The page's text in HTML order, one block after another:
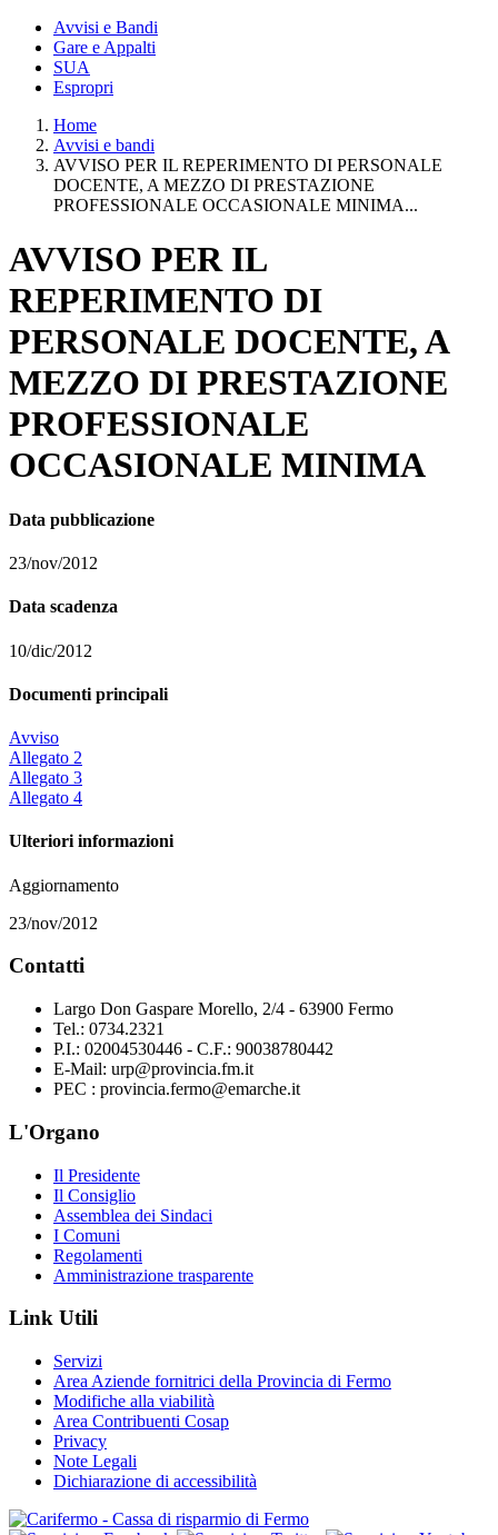
Avvisi e Bandi
Gare e Appalti
SUA
Espropri
Home
Avvisi e bandi
AVVISO PER IL REPERIMENTO DI PERSONALE
DOCENTE, A MEZZO DI PRESTAZIONE
PROFESSIONALE OCCASIONALE MINIMA...
AVVISO PER IL
REPERIMENTO DI
PERSONALE DOCENTE, A
MEZZO DI PRESTAZIONE
PROFESSIONALE
OCCASIONALE MINIMA
Data pubblicazione
23/nov/2012
Data scadenza
10/dic/2012
Documenti principali
Avviso
Allegato 2
Allegato 3
Allegato 4
Ulteriori informazioni
Aggiornamento
23/nov/2012
Contatti
Largo Don Gaspare Morello, 2/4 - 63900 Fermo
Tel.: 0734.2321
P.I.: 02004530446 - C.F.: 90038780442
E-Mail: urp@provincia.fm.it
PEC : provincia.fermo@emarche.it
L'Organo
Il Presidente
Il Consiglio
Assemblea dei Sindaci
I Comuni
Regolamenti
Amministrazione trasparente
Link Utili
Servizi
Area Aziende fornitrici della Provincia di Fermo
Modifiche alla viabilità
Area Contribuenti Cosap
Privacy
Note Legali
Dichiarazione di accessibilità